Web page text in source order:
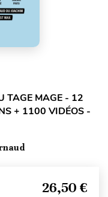
TAGE MAGE - 12
+ 1100 VIDÉOS -
26,50 €